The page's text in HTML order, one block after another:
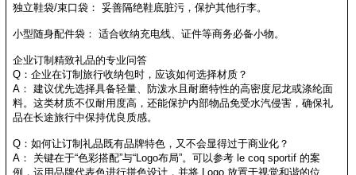
独立鞋袋/束口袋： 妥善隔绝鞋底脏污，保护其他行李。
小型随身配件袋： 适合收纳充电线、证件等商务必备小物。
企业订制精致礼品的专业问答
Q：企业在订制旅行收纳包时，应该如何选择材质？
A： 建议优先选择具备轻量、防泼水且耐磨特性的高密度尼龙或涤纶面
料。这类材质不仅耐用度高，还能保护内部物品免受水汽侵害，确保礼
品在长途旅行中保持优良质感。
Q：如何让订制礼品既有品牌特色，又不会显得过于商业化？
A： 关键在于“色彩搭配”与“Logo布局”。可以参考 le coq sportif 的案
例，运用品牌代表色进行拼色设计，并将 Logo 放置于视觉和谐的位